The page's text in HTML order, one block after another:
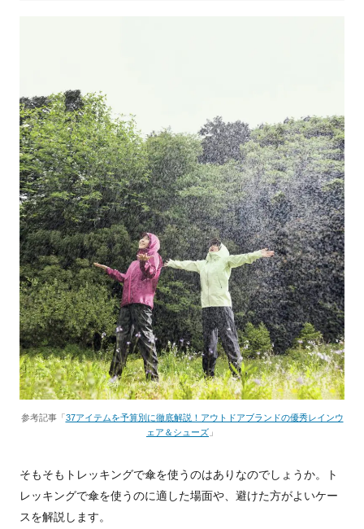
参考記事「 37アイテムを予算別に徹底解説！アウトドアブランドの優秀レインウ
ェア＆シューズ 」
そもそもトレッキングで傘を使うのはありなのでしょうか。ト
レッキングで傘を使うのに適した場面や、避けた方がよいケー
スを解説します。